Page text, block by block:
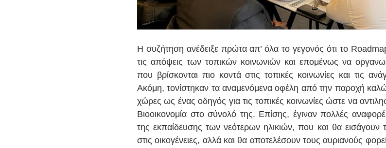
Η συζήτηση ανέδειξε πρώτα απ’ όλα το γεγονός ότι το
τις απόψεις των τοπικών κοινωνιών και επομένως να
που βρίσκονται πιο κοντά στις τοπικές κοινωνίες και τις
Ακόμη, τονίστηκαν τα αναμενόμενα οφέλη από την παροχή
χώρες ως ένας οδηγός για τις τοπικές κοινωνίες ώστε να
Βιοοικονομία στο σύνολό της. Επίσης, έγιναν πολλές
της εκπαίδευσης των νεότερων ηλικιών, που και θα εισάγουν
στις οικογένειες, αλλά και θα αποτελέσουν τους αυριανούς